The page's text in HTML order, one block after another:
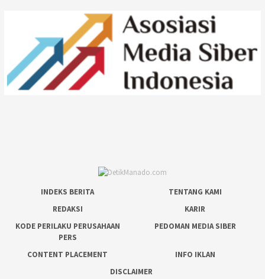
INDEKS BERITA
TENTANG KAMI
REDAKSI
KARIR
KODE PERILAKU PERUSAHAAN
PERS
PEDOMAN MEDIA SIBER
CONTENT PLACEMENT
INFO IKLAN
DISCLAIMER